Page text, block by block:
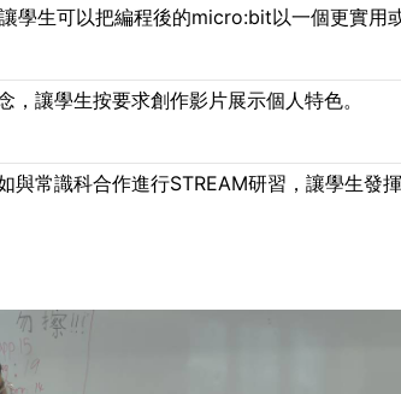
生可以把編程後的micro:bit以一個更實用
，讓學生按要求創作影片展示個人特色。
與常識科合作進行STREAM研習，讓學生發